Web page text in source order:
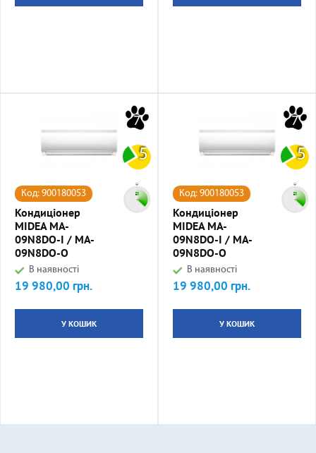
7
5
Код: 900180053
Кондиціонер
MIDEA MA-
09N8DO-I / MA-
09N8DO-O
В наявності
Ціна
19 980,00 грн.
У КОШИК
7
5
Код: 900180053
Кондиціонер
MIDEA MA-
09N8DO-I / MA-
09N8DO-O
В наявності
Ціна
19 980,00 грн.
У КОШИК